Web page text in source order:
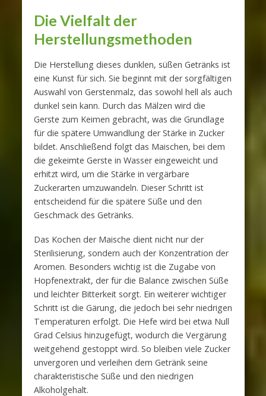
Die Vielfalt der
Herstellungsmethoden
Die Herstellung dieses dunklen, süßen Getränks ist
eine Kunst für sich. Sie beginnt mit der sorgfältigen
Auswahl von Gerstenmalz, das sowohl hell als auch
dunkel sein kann. Durch das Mälzen wird die
Gerste zum Keimen gebracht, was die Grundlage
für die spätere Umwandlung der Stärke in Zucker
bildet. Anschließend folgt das Maischen, bei dem
die gekeimte Gerste in Wasser eingeweicht und
erhitzt wird, um die Stärke in vergärbare
Zuckerarten umzuwandeln. Dieser Schritt ist
entscheidend für die spätere Süße und den
Geschmack des Getränks.
Das Kochen der Maische dient nicht nur der
Sterilisierung, sondern auch der Konzentration der
Aromen. Besonders wichtig ist die Zugabe von
Hopfenextrakt, der für die Balance zwischen Süße
und leichter Bitterkeit sorgt. Ein weiterer wichtiger
Schritt ist die Gärung, die jedoch bei sehr niedrigen
Temperaturen erfolgt. Die Hefe wird bei etwa Null
Grad Celsius hinzugefügt, wodurch die Vergärung
weitgehend gestoppt wird. So bleiben viele Zucker
unvergoren und verleihen dem Getränk seine
charakteristische Süße und den niedrigen
Alkoholgehalt.